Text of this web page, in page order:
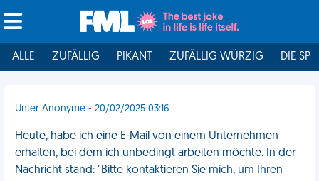
ALLE ZUFÄLLIG PIKANT ZUFÄLLIG WÜRZIG DIE
Unter Anonyme - 20/02/2025 03:16
Heute, habe ich eine E-Mail von einem Unternehmen
erhalten, bei dem ich unbedingt arbeiten möchte. In der
Nachricht stand: "Bitte kontaktieren Sie mich, um Ihren